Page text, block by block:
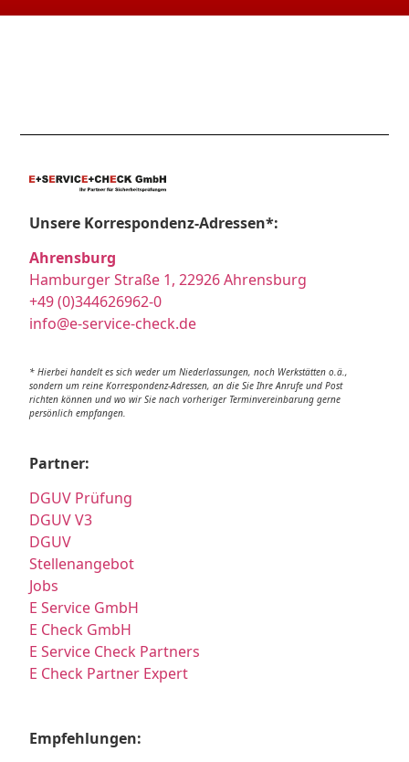
Unsere Korrespondenz-Adressen*:
Ahrensburg
Hamburger Straße 1, 22926 Ahrensburg
+49 (0)344626962-0
info@e-service-check.de
* Hierbei handelt es sich weder um Niederlassungen, noch Werkstätten o.ä.,
sondern um reine Korrespondenz-Adressen, an die Sie Ihre Anrufe und Post
richten können und wo wir Sie nach vorheriger Terminvereinbarung gerne
persönlich empfangen.
Partner:
DGUV Prüfung
DGUV V3
DGUV
Stellenangebot
Jobs
E Service GmbH
E Check GmbH
E Service Check Partners
E Check Partner Expert
Empfehlungen: